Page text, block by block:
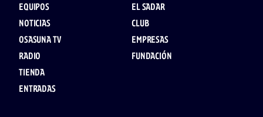
EQUIPOS
NOTICIAS
OSASUNA TV
RADIO
TIENDA
ENTRADAS
EL SADAR
CLUB
EMPRESAS
FUNDACIÓN